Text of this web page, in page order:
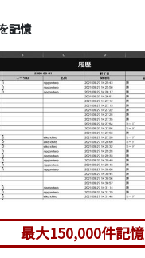
記憶
最大150,000件記憶